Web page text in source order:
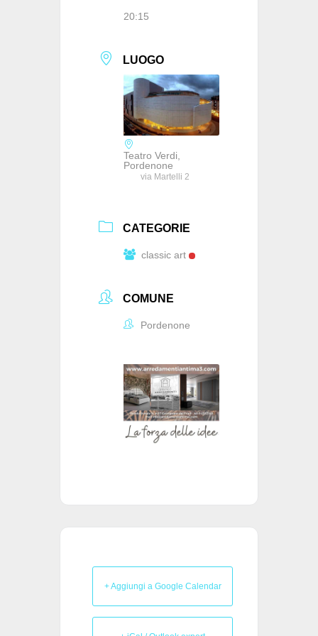
20:15
LUOGO
Teatro Verdi,
Pordenone
via Martelli 2
CATEGORIE
classic art
COMUNE
Pordenone
+ Aggiungi a Google Calendar